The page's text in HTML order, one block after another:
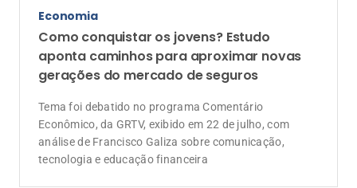
Economia
Como conquistar os jovens? Estudo
aponta caminhos para aproximar novas
gerações do mercado de seguros
Tema foi debatido no programa Comentário
Econômico, da GRTV, exibido em 22 de julho, com
análise de Francisco Galiza sobre comunicação,
tecnologia e educação financeira